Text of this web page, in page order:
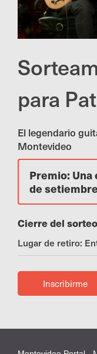
para
El legendario
Montevideo
Premio:
de
Cierre del
Lugar de retiro:
Inscribirme